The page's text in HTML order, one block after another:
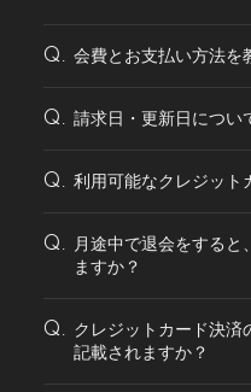
Q. 会費とお支払い方法を
Q. 請求日・更新日につい
Q. 利用可能なクレジット
Q.
月途中で退会をする
ますか？
Q. クレジットカード決済
記載されますか？